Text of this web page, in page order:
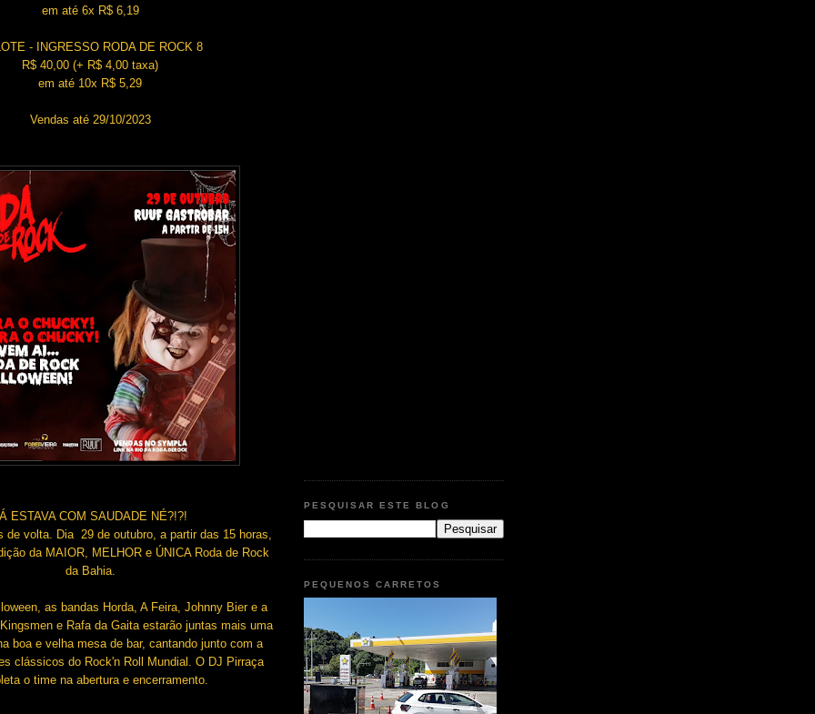
em até 6x R$ 6,19
- INGRESSO RODA DE ROCK 8
R$ 40,00 (+ R$ 4,00 taxa)
em até 10x R$ 5,29
Vendas até 29/10/2023
ESTAVA COM SAUDADE NÉ?!?!
de volta. Dia 29 de outubro, a partir das 15 horas,
da MAIOR, MELHOR e ÚNICA Roda de Rock
da Bahia.
as bandas Horda, A Feira, Johnny Bier e a
e Rafa da Gaita estarão juntas mais uma
boa e velha mesa de bar, cantando junto com a
clássicos do Rock'n Roll Mundial. O DJ Pirraça
o time na abertura e encerramento.
PESQUISAR ESTE BLOG
PEQUENOS CARRETOS